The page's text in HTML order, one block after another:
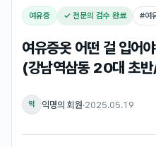
여유증 ✓ 전문의 검수 완료 #여
여유증옷 어떤 걸 입어
(강남역삼동 20대 초
익 익명의 회원·2025.05.19